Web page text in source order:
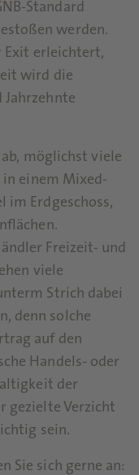
Standard
werden.
Exit erleichtert,
wird die
Jahrzehnte
möglichst viele
einem Mixed-
im Erdgeschoss,
Freizeit- und
viele
Strich dabei
denn solche
auf den
Handels- oder
der
gezielte Verzicht
sein.
Sie sich gerne an: